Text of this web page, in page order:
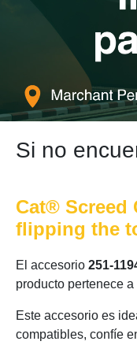
Si no
Cat®
flipping the
El accesorio 251-
producto pertenece
Este accesorio es
compatibles, confíe